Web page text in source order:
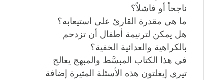
ناجحاً أو فاشلاً؟
ما هي مقدرة القارئ على استيعابه؟
هل يمكن لترنيمة أطفال أن تزدحم
بالكراهية والعدائية الخفية؟
في هذا الكتاب المبسَّط والمبهج يعالج
تيري إيغلتون هذه الأسئلة المثيرة إضافة